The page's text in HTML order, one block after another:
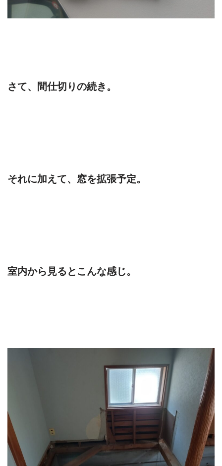
さて、間仕切りの続き。
それに加えて、窓を拡張予定。
室内から見るとこんな感じ。